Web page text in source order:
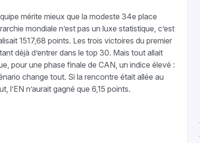
mérite mieux que la modeste 34e place
mondiale n’est pas un luxe statistique, c’est
1517,68 points. Les trois victoires du premier
déjà d’entrer dans le top 30. Mais tout allait
pour une phase finale de CAN, un indice élevé :
change tout. Si la rencontre était allée au
l’EN n’aurait gagné que 6,15 points.